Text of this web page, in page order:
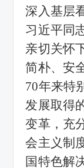
深入基层
习近平同
亲切关怀
简朴、安
70年来特
发展取得
变革，充
会主义制
国特色解